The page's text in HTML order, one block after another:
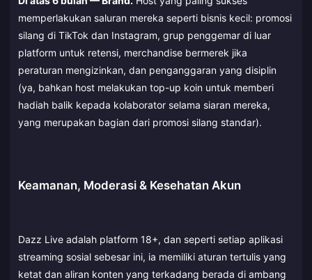
memperlakukan saluran mereka seperti bisnis kecil: promosi
silang di TikTok dan Instagram, grup penggemar di luar
platform untuk retensi, merchandise bermerek jika
peraturan mengizinkan, dan penganggaran yang disiplin
(ya, bahkan host melakukan top-up koin untuk memberi
hadiah balik kepada kolaborator selama siaran mereka,
yang merupakan bagian dari promosi silang standar).
Keamanan, Moderasi & Kesehatan Akun
Dazz Live adalah platform 18+, dan seperti setiap aplikasi
streaming sosial sebesar ini, ia memiliki aturan tertulis yang
ketat dan aliran konten yang terkadang berada di ambang